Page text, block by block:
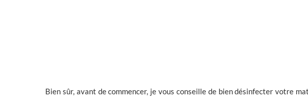
Bien sûr, avant de commencer, je vous conseille de bien désinfecter votre